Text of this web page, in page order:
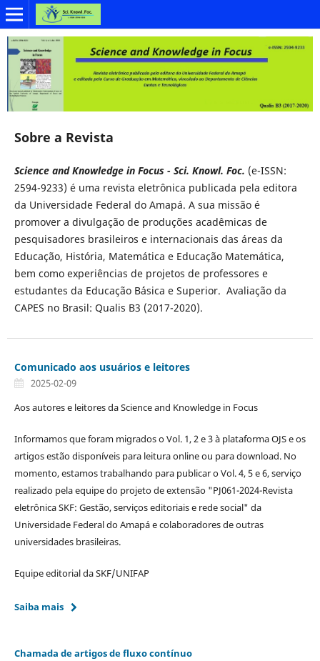
Sobre a Revista
Science and Knowledge in Focus - Sci. Knowl. Foc. (e-ISSN:
2594-9233) é uma revista eletrônica publicada pela editora
da Universidade Federal do Amapá. A sua missão é
promover a divulgação de produções acadêmicas de
pesquisadores brasileiros e internacionais das áreas da
Educação, História, Matemática e Educação Matemática,
bem como experiências de projetos de professores e
estudantes da Educação B´ásica e Superior. Avaliação da
CAPES no Brasil: Qualis B3 (2017-2020).
Comunicado aos usuários e leitores
2025-02-09
Aos autores e leitores da Science and Knowledge in Focus
Informamos que foram migrados o Vol. 1, 2 e 3 à plataforma OJS e os
artigos estão disponíveis para leitura online ou para download. No
momento, estamos trabalhando para publicar o Vol. 4, 5 e 6, serviço
realizado pela equipe do projeto de extensão "PJ061-2024-Revista
eletrônica SKF: Gestão, serviços editoriais e rede social" da
Universidade Federal do Amapá e colaboradores de outras
universidades brasileiras.
Equipe editorial da SKF/UNIFAP
Saiba mais
Chamada de artigos de fluxo contínuo